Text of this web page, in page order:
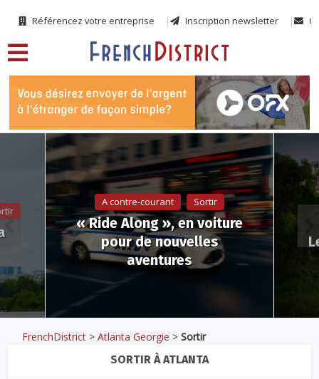
Référencez votre entreprise Inscription newsletter
A contre-courant Sortir
« Ride Along », en voiture
pour de nouvelles
aventures
FrenchDistrict >Atlanta Georgie >Sortir
SORTIR À ATLANTA